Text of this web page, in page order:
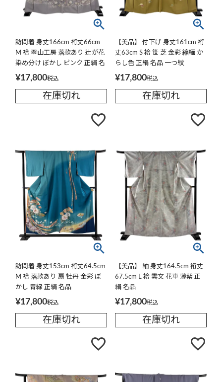
訪問着 身丈166cm 裄丈66cm
M 袷 翠山工房 落款あり 辻が花
染め分け ぼかし ピンク 正絹 名
品
¥17,800税込
在庫切れ
【美品】 付下げ 身丈161cm 裄
丈63cm S 袷 笹 芝 金彩 縮緬 か
らし色 正絹 名品 一つ紋
¥17,800税込
在庫切れ
訪問着 身丈153cm 裄丈64.5cm
M 袷 落款あり 扇 牡丹 金彩 ぼ
かし 青緑 正絹 名品
¥17,800税込
在庫切れ
【美品】 紬 身丈164.5cm 裄丈
67.5cm L 袷 雲文 花車 薄紫 正
絹 名品
¥17,800税込
在庫切れ